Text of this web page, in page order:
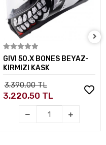
Sepete Ekle
GIVI 50.X BONES BEYAZ-
KIRMIZI KASK
3.390,00 TL
3.220,50 TL